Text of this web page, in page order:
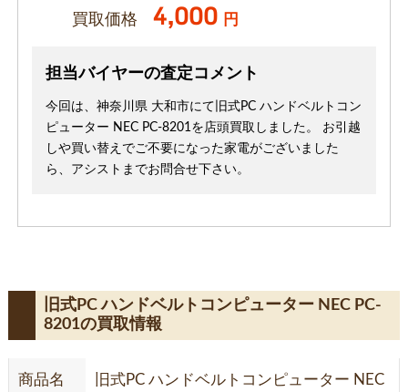
買取価格 4,000 円
担当バイヤーの査定コメント
今回は、神奈川県 大和市にて旧式PC ハンドベルトコン
ピューター NEC PC-8201を店頭買取しました。 お引越
しや買い替えでご不要になった家電がございました
ら、アシストまでお問合せ下さい。
旧式PC ハンドベルトコンピューター NEC PC-
8201の買取情報
商品名
旧式PC ハンドベルトコンピューター NEC